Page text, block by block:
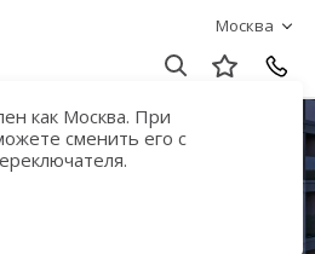
Москва
как Москва. При
сменить его с
сад
гостиничного